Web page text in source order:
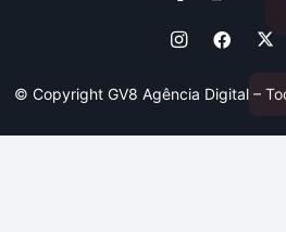
© Copyright GV8 Agência Digital –